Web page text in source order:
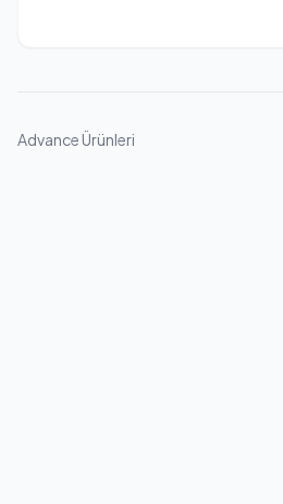
Advance Ürünleri